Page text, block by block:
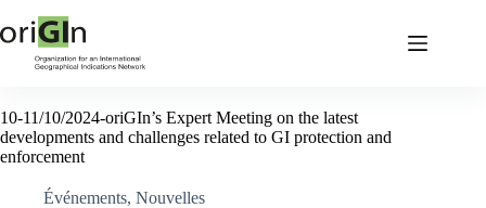
10-11/10/2024-oriGIn’s Expert Meeting on the latest
developments and challenges related to GI protection and
enforcement
Événements, Nouvelles